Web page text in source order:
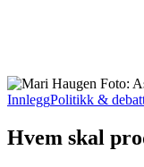
InnleggPolitikk &
Hvem skal